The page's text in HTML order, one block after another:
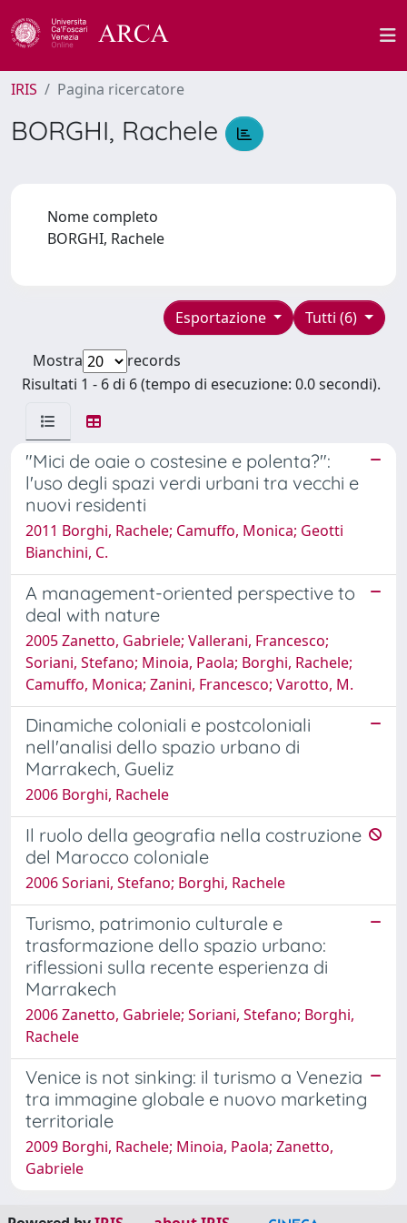
IRIS Pagina ricercatore
BORGHI, Rachele
Nome completo
BORGHI, Rachele
Tutti (6)
Esportazione
Mostra
records
Risultati 1 - 6 di 6 (tempo di esecuzione: 0.0 secondi).
"Mici de oaie o costesine e polenta?":
l'uso degli spazi verdi urbani tra vecchi e
nuovi residenti
2011 Borghi, Rachele; Camuffo, Monica; Geotti
Bianchini, C.
A management-oriented perspective to
deal with nature
2005 Zanetto, Gabriele; Vallerani, Francesco;
Soriani, Stefano; Minoia, Paola; Borghi, Rachele;
Camuffo, Monica; Zanini, Francesco; Varotto, M.
Dinamiche coloniali e postcoloniali
nell'analisi dello spazio urbano di
Marrakech, Gueliz
2006 Borghi, Rachele
Il ruolo della geografia nella costruzione
del Marocco coloniale
2006 Soriani, Stefano; Borghi, Rachele
Turismo, patrimonio culturale e
trasformazione dello spazio urbano:
riflessioni sulla recente esperienza di
Marrakech
2006 Zanetto, Gabriele; Soriani, Stefano; Borghi,
Rachele
Venice is not sinking: il turismo a Venezia
tra immagine globale e nuovo marketing
territoriale
2009 Borghi, Rachele; Minoia, Paola; Zanetto,
Gabriele